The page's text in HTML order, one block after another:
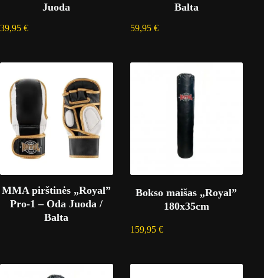
Juoda
39,95 €
Balta
59,95 €
MMA pirštinės „Royal”
Pro-1 – Oda Juoda /
Balta
Bokso maišas „Royal”
180x35cm
159,95 €